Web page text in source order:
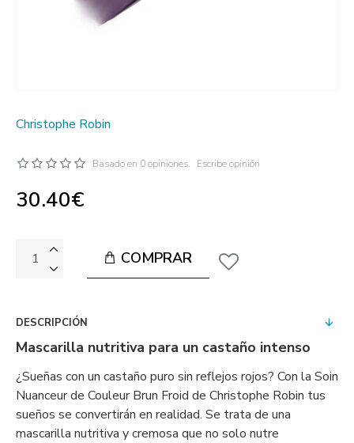
Christophe Robin
Basado en 0 opiniones. Escribe opinión
30.40€
COMPRAR
DESCRIPCIÓN
Mascarilla nutritiva para un castaño intenso
¿Sueñas con un castaño puro sin reflejos rojos? Con la Soin
Nuanceur de Couleur Brun Froid de Christophe Robin tus
sueños se convertirán en realidad. Se trata de una
mascarilla nutritiva y cremosa que no solo nutre